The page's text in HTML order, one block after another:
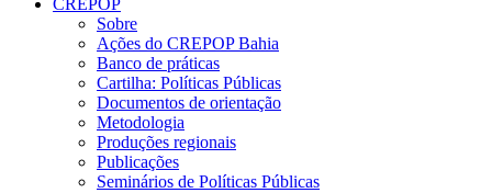
CREPOP
Sobre
Ações do CREPOP Bahia
Banco de práticas
Cartilha: Políticas Públicas
Documentos de orientação
Metodologia
Produções regionais
Publicações
Seminários de Políticas Públicas